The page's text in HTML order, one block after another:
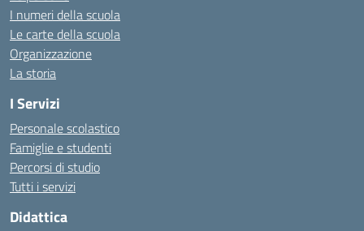
I numeri della scuola
Le carte della scuola
Organizzazione
La storia
I Servizi
Personale scolastico
Famiglie e studenti
Percorsi di studio
Tutti i servizi
Didattica